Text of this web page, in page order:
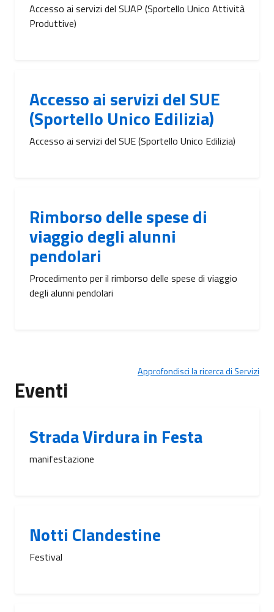
Accesso ai servizi del SUAP (Sportello Unico Attività
Produttive)
Accesso ai servizi del SUE
(Sportello Unico Edilizia)
Accesso ai servizi del SUE (Sportello Unico Edilizia)
Rimborso delle spese di
viaggio degli alunni
pendolari
Procedimento per il rimborso delle spese di viaggio
degli alunni pendolari
Approfondisci la ricerca di Servizi
Eventi
Strada Virdura in Festa
manifestazione
Notti Clandestine
Festival